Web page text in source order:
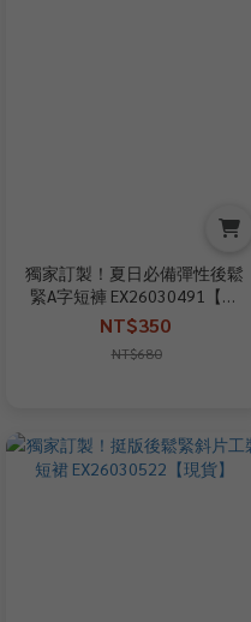
獨家訂製！夏日必備彈性後鬆
緊A字短褲 EX26030491【現
貨】
NT$350
NT$680